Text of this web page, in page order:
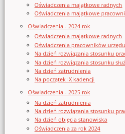
Oświadczenia majątkowe radnych
Oświadczenia majątkowe
Oświadczenia - 2024 rok
Oświadczenia majątkowe radnych
Oświadczenia pracowników
Na dzień rozwiązania stosunku
Na dzień rozwiązania stosunku
Na dzień zatrudnienia
Na początek IX kadencji
Oświadczenia - 2025 rok
Na dzień zatrudnienia
Na dzień rozwiązania stosunku
Na dzień objęcia stanowiska
Oświadczenia za rok 2024